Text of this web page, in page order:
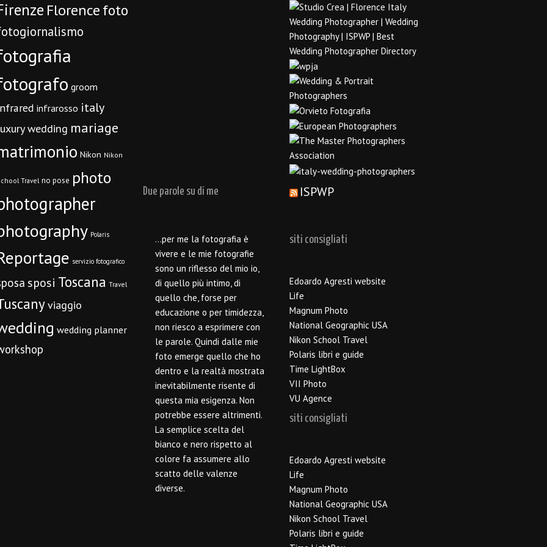
Florencefoto
groom
infrarosso italy
wedding mariage
Nikon Nikon
Travel no pose photo
Polaris
servizio fotografico
sposi Toscana Travel
viaggio
wedding planner
Due parole su di me
…per me la fotografia è
vivere e le mie fotografie
sono un riflesso del mio io,
di quello più intimo, di
quello che, forse per
educazione o per timidezza,
non riesco a esprimere con
le parole. Quindi dalle mie
foto emerge quello che ho
dentro e la realtà mostrata
inevitabilmente risente di
questa mia esigenza. Non
potrebbe essere altrimenti.
La semplice scelta del
bianco e nero rispetto al
colore fa assumere allo
scatto delle valenze
diverse.
ISPWP
siti consigliati
Edoardo Agresti website
Life
Magnum Photo
National Geographic USA
Nikon School Travel
Polaris libri e guide
Time LightBox
VII Photo
VU Agence
siti consigliati
Edoardo Agresti website
Life
Magnum Photo
National Geographic USA
Nikon School Travel
Polaris libri e guide